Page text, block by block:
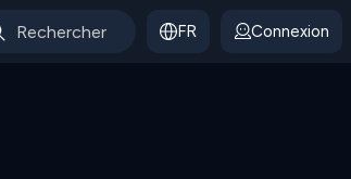
FR Connexion